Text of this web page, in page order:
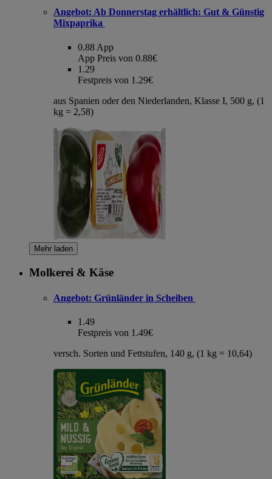
Angebot: Ab Donnerstag erhältlich: Gut & Günstig
Mixpaprika
0.88 App
App Preis von 0.88€
1.29
Festpreis von 1.29€
aus Spanien oder den Niederlanden, Klasse I, 500 g, (1
kg = 2,58)
Mehr laden
Molkerei & Käse
Angebot: Grünländer in Scheiben
1.49
Festpreis von 1.49€
versch. Sorten und Fettstufen, 140 g, (1 kg = 10,64)